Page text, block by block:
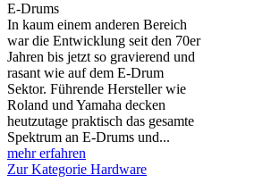
E-Drums
In kaum einem anderen Bereich
war die Entwicklung seit den 70er
Jahren bis jetzt so gravierend und
rasant wie auf dem E-Drum
Sektor. Führende Hersteller wie
Roland und Yamaha decken
heutzutage praktisch das gesamte
Spektrum an E-Drums und...
mehr erfahren
Zur Kategorie Hardware